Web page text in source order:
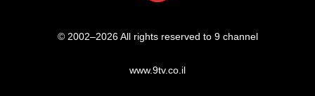
© 2002–2026 All rights reserved to 9 channel
www.9tv.co.il